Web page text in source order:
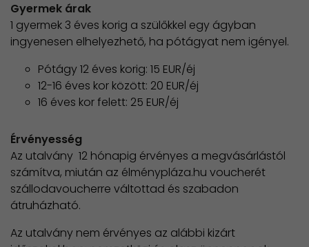
Gyermek árak
1 gyermek 3 éves korig a szülőkkel egy ágyban
ingyenesen elhelyezhető, ha pótágyat nem igényel.
Pótágy 12 éves korig: 15 EUR/éj
12-16 éves kor között: 20 EUR/éj
16 éves kor felett: 25 EUR/éj
Érvényesség
Az utalvány 12 hónapig érvényes a megvásárlástól
számítva, miután az élménypláza.hu voucherét
szállodavoucherre váltottad és szabadon
átruházható.
Az utalvány nem érvényes az alábbi kizárt